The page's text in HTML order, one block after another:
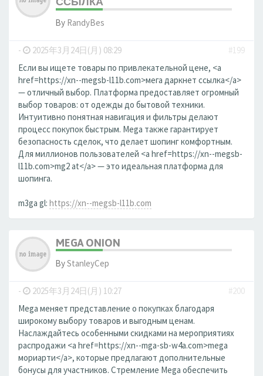
By RandyBes
- 2025年3月24日(月) 08:29
#199
Если вы ищете товары по привлекательной цене, <a
href=https://xn--megsb-l11b.com>мега даркнет ссылка</a>
— отличный выбор. Платформа предоставляет огромный
выбор товаров: от одежды до бытовой техники.
Интуитивно понятная навигация и фильтры делают
процесс покупок быстрым. Mega также гарантирует
безопасность сделок, что делает шопинг комфортным.
Для миллионов пользователей <a href=https://xn--megsb-
l11b.com>mg2 at</a> — это идеальная платформа для
шопинга.
m3ga gl: https://xn--megsb-l11b.com
MEGA ONION
ByStanleyCep
- 2025年3月24日(月) 10:27
#200
Mega меняет представление о покупках благодаря
широкому выбору товаров и выгодным ценам.
Наслаждайтесь особенными скидками на мероприятиях
распродажи <a href=https://xn--mga-sb-w4a.com>mega
мориарти</a>, которые предлагают дополнительные
бонусы для участников. Стремление Mega обеспечить